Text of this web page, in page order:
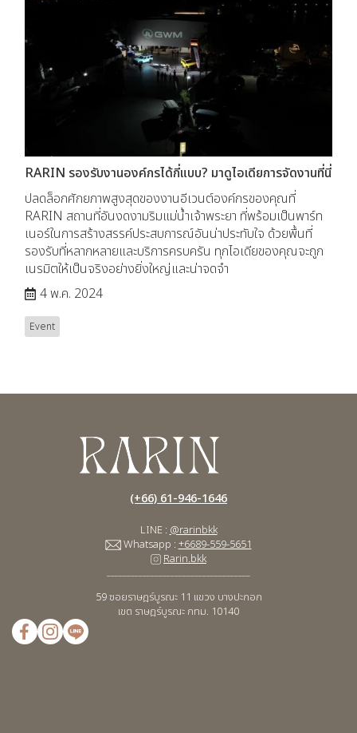
RARIN รองรับงานองค์กรได้กี่แบบ? มาดูไอเดียการจัดงานที่นี่
ปลดล็อกศักยภาพสูงสุดของงานอีเวนต์องค์กรของคุณที่
RARIN สถานที่อันงดงามริมแม่น้ำเจ้าพระยา ที่พร้อมเป็นพาร์ท
เนอร์ในการสร้างสรรค์ประสบการณ์อันน่าประทับใจ ด้วยพื้นที่
รองรับที่หลากหลายและบริการครบครัน ทุกไอเดียของคุณจะถูก
เนรมิตให้เป็นจริงอย่างยิ่งใหญ่และน่าจดจำ
4 พ.ค. 2024
Event
(+66) 61-946-1646
LINE :@rarinbkk
Whatsapp :+6689-559-5651
Rarin.bkk
59 ซอยราษฎร์บูรณะ 11 แขวง บางปะกอก
เขต ราษฎร์บูรณะ กทม. 10140